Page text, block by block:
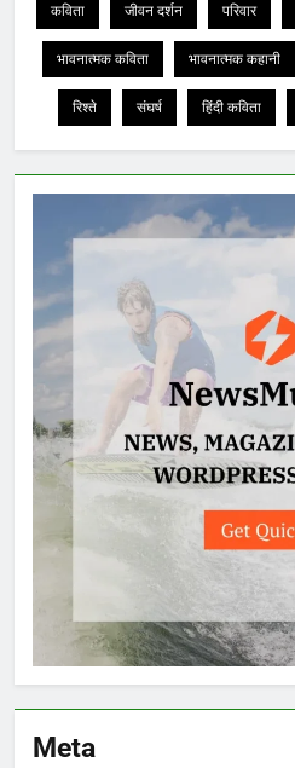
कविता जीवन दर्शन परिवार
भावनात्मक कविता भावनात्मक कहानी
रिश्ते संघर्ष हिंदी कविता
Meta